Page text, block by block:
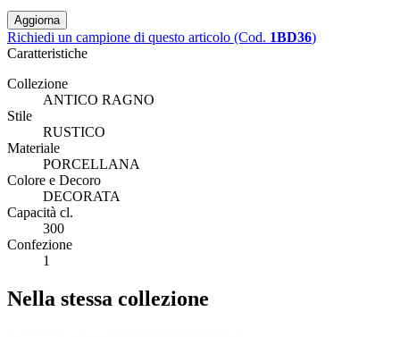
Richiedi un campione di questo articolo (Cod. 1BD36)
Caratteristiche
Collezione
ANTICO RAGNO
Stile
RUSTICO
Materiale
PORCELLANA
Colore e Decoro
DECORATA
Capacità cl.
300
Confezione
1
Nella stessa collezione